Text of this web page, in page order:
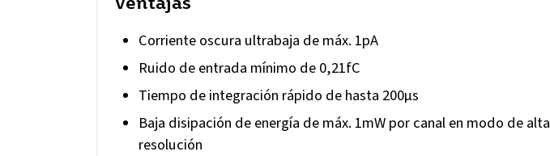
Corriente oscura ultrabaja de máx. 1pA
Ruido de entrada mínimo de 0,21fC
Tiempo de integración rápido de hasta 200µs
Baja disipación de energía de máx. 1mW por canal en modo de alta
resolución